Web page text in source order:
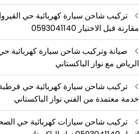
تركيب شاحن سيارة كهربائية حي
مقارنة قبل الاختيار 0593041140
صيانة وتركيب شاحن سيارة كهربائية
الرياض مع نواز الباكستاني
تركيب شاحن سيارة كهربائية حي
خدمة معتمدة من الفني نواز الباكستاني
تركيب شاحن سيارات كهربائية حي